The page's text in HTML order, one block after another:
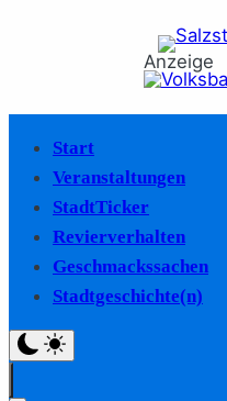
Anzeige
Start
Veranstaltungen
StadtTicker
Revierverhalten
Geschmackssachen
Stadtgeschichte(n)